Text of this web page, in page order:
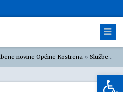
novine Općine Kostrena » Službene novine Općine Kostrena 2023.